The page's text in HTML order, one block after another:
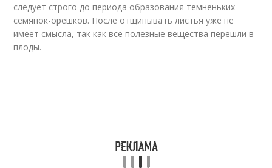
следует строго до периода образования темненьких
семянок-орешков. После отщипывать листья уже не
имеет смысла, так как все полезные вещества перешли в
плоды.